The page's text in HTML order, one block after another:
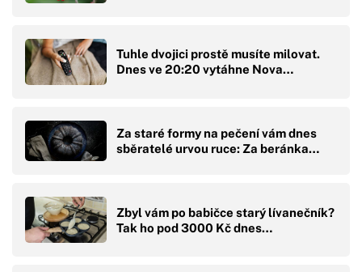
Tuhle dvojici prostě musíte milovat.
Dnes ve 20:20 vytáhne Nova…
Za staré formy na pečení vám dnes
sběratelé urvou ruce: Za beránka…
Zbyl vám po babičce starý lívanečník?
Tak ho pod 3000 Kč dnes…